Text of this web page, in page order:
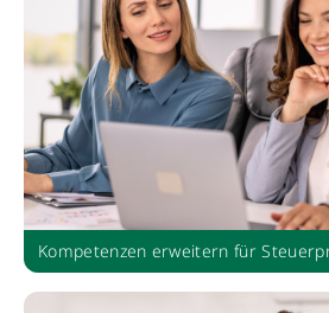
Kompetenzen erweitern für